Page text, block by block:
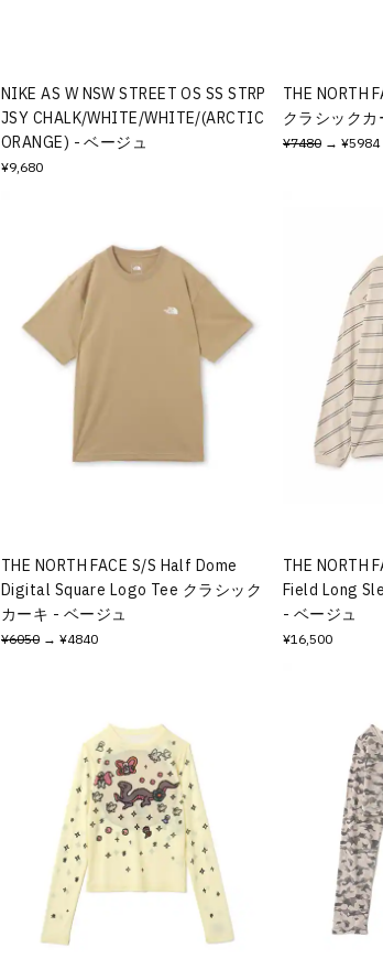
NIKE AS W NSW STREET OS SS STRP
JSY CHALK/WHITE/WHITE/(ARCTIC
ORANGE) - ベージュ
¥9,680
THE NORTH
クラシックカ
¥7480 → ¥5984
THE NORTH FACE S/S Half Dome
Digital Square Logo Tee クラシック
カーキ - ベージュ
¥6050 → ¥4840
THE NORTH
Field Long
- ベージュ
¥16,500